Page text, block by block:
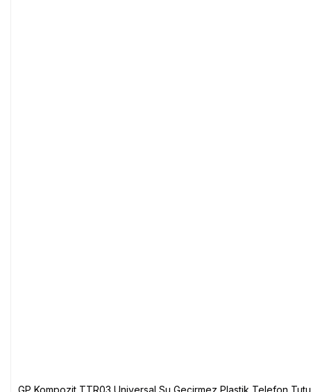
GP Kompozit TTR03 Universal Su Geçirmez Plastik Telefon